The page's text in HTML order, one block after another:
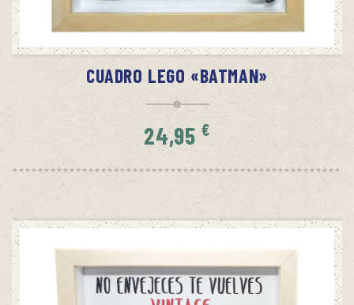
AÑADIR AL CARRITO
CUADRO LEGO «BATMAN»
24,95 €